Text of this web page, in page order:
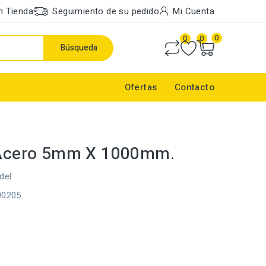
Tienda Seguimiento de su pedido Mi Cuenta
Búsqueda
0 0 0
Ofertas Contacto
5mm X 1000mm.